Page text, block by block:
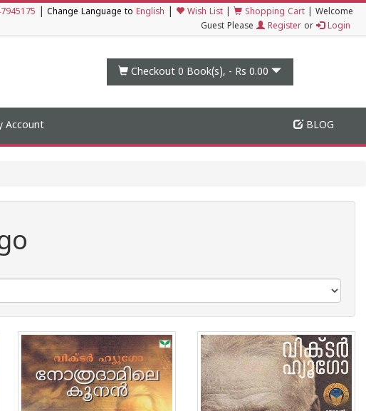
Change Language to English Wish List Shopping Cart
Welcome
Guest Please
Register or Login
Checkout 0 Book(s), - Rs 0.00
Account BLOG